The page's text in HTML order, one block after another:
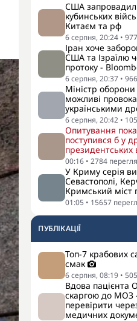
США
кубинських
Китаєм та рф
6 серпня, 20:24 •
Іран хоче
США та Ізраїлю
протоку -
6 серпня, 20:37 •
Міністр
можливі
українськими
6 серпня, 20:42 •
Опитування
поступився б у
президентських
00:16 • 2784
У Криму серія
Севастополі,
Кримський міст
01:05 • 15657
ПУБЛІКАЦІЇ
Топ-7 крабових
смак
6 серпня, 08:19 •
Вдова пацієнта
скаргою до МОЗ
перевірити
медичних